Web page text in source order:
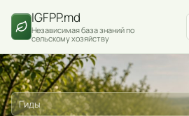
IGFPP.md
Независимая база знаний по
сельскому хозяйству
Гиды